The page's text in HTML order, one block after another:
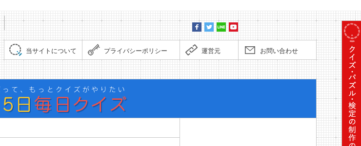
当サイトについて プライバシーポリシー 運営元 お問い合わせ
ぼくだ